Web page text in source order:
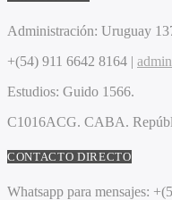
Administración: Uruguay
+(54) 911 6642 8164 |
Estudios: Guido 1566.
C1016ACG. CABA.
CONTACTO DIRECTO
Whatsapp para mensajes: